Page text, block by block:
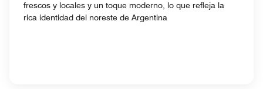
frescos y locales y un toque moderno, lo que refleja la
rica identidad del noreste de Argentina